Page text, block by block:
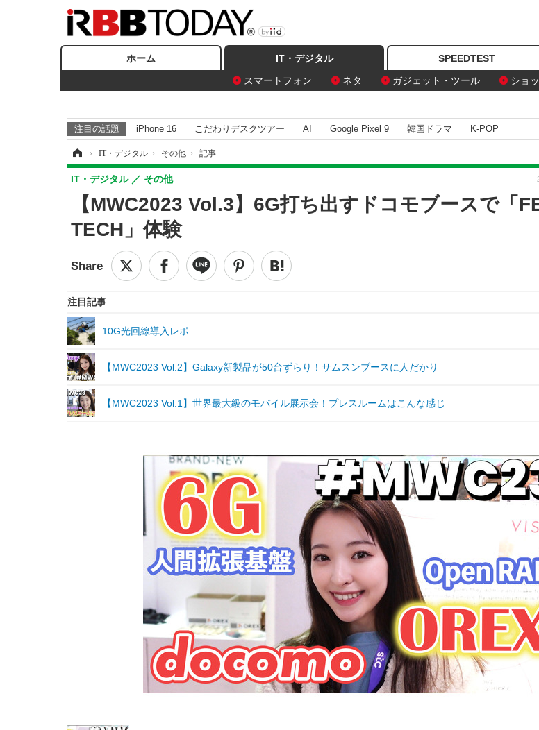
ホーム
IT・デジタル
スマートフォン
ネタ ガジェット・ツール ショ
SPEEDTEST
注目の話題 iPhone 16 こだわりデスクツアー AI Google Pixel 9 韓国ドラマ K-POP
› IT・デジタル › その他 › 記事
【MWC2023 Vol.3】6G打ち出すドコモブースで「
TECH」体験
IT・デジタル その他
注目記事
10G光回線導入レポ
【MWC2023 Vol.2】Galaxy新製品が50台ずらり！サムスンブースに人だかり
【MWC2023 Vol.1】世界最大級のモバイル展示会！プレスルームはこんな感じ